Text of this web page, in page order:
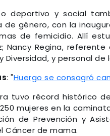
deportivo y social
de género, con la
de femicidio. Allí
Nancy Regina,
Diversidad, y personal de
: "Huergo se consagró
tuvo récord histórico
mujeres en la caminata
de Prevención y
Cáncer de mama.